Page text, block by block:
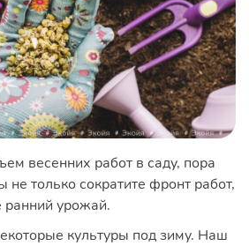
весенних работ в саду, пора
только сократите фронт работ,
ранний урожай.
культуры под зиму. Наш